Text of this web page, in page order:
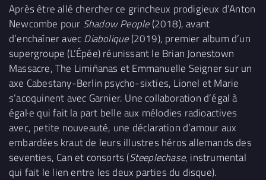
Après être allé chercher ce grincheux prodigieux d’Anton
Newcombe pour Shadow People(2018), avant
d’enchaîner avec Diabolique (2019), premier album d’un
supergroupe (L’Épée) réunissant le Brian Jonestown
Massacre, The Limiñanas et Emmanuelle Seigner sur un
axe Cabestany-Berlin psycho-sixties, Lionel et Marie
s’acoquinent avec Garnier. Une collaboration d’égal à
égal·e qui fait la part belle aux mélodies radioactives
avec, petite nouveauté, une déclaration d’amour aux
embardées kraut de leurs illustres héros allemands des
seventies, Can et consorts (Steeplechase, instrumental
qui fait le lien entre les deux parties du disque).